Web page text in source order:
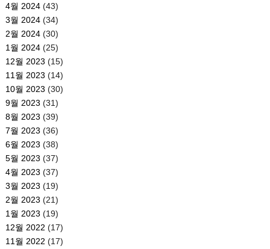
4월 2024(43)
3월 2024(34)
2월 2024(30)
1월 2024(25)
12월 2023 (15)
11월 2023 (14)
10월 2023 (30)
9월 2023 (31)
8월 2023 (39)
7월 2023 (36)
6월 2023 (38)
5월 2023 (37)
4월 2023 (37)
3월 2023 (19)
2월 2023 (21)
1월 2023 (19)
12월 2022 (17)
11월 2022 (17)